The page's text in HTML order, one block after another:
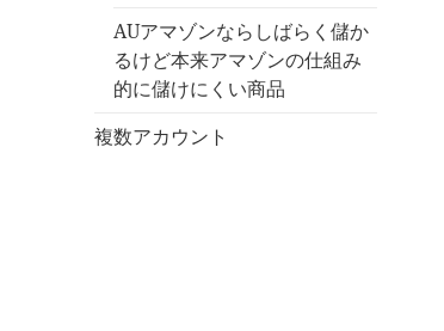
AUアマゾンならしばらく儲か
るけど本来アマゾンの仕組み
的に儲けにくい商品
複数アカウント